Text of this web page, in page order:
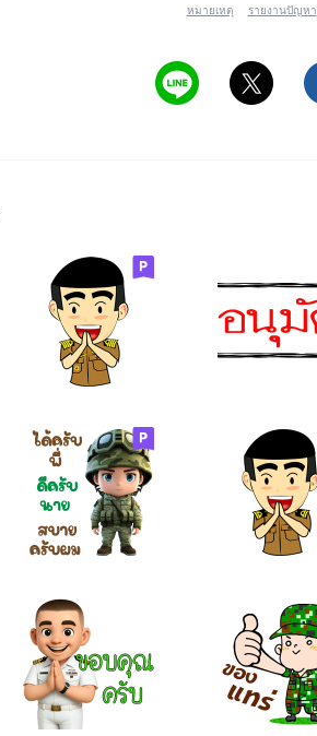
หมายเหตุ รายงานปัญหา